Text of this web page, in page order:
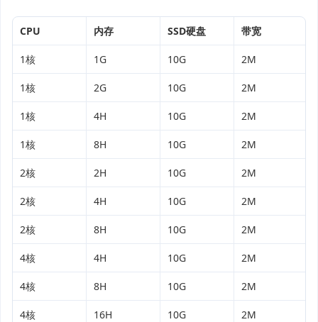
CPU 内存 SSD硬盘 带宽
1核 1G 10G 2M
1核 2G 10G 2M
1核 4H 10G 2M
1核 8H 10G 2M
2核 2H 10G 2M
2核 4H 10G 2M
2核 8H 10G 2M
4核 4H 10G 2M
4核 8H 10G 2M
4核 16H 10G 2M